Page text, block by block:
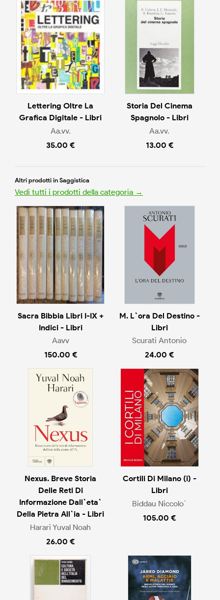
Lettering Oltre La
Grafica Digitale - Libri
Aa.vv.
35.00 €
Storia Del Cinema
Spagnolo - Libri
Aa.vv.
13.00 €
Altri prodotti in Saggistica
Vedi tutti i prodotti della categoria →
Sacra Bibbia Libri I-IX +
Indici - Libri
Aavv
150.00 €
M. L`ora Del Destino -
Libri
Scurati Antonio
24.00 €
Nexus. Breve Storia
Delle Reti Di
Informazione Dall`eta`
Della Pietra All`ia - Libri
Harari Yuval Noah
26.00 €
Cortili Di Milano (i) -
Libri
Biddau Niccolo`
105.00 €